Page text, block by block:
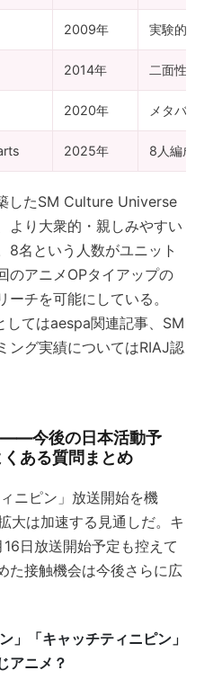
2009年 実験的サ
2014年 二面性（
2020年 メタバー
2025年 8人編成・
したSM Culture Universe
より大衆的・親しみやすい
8名という人数がユニット
のアニメOPタイアップの
チを可能にしている。
してはaespa関連記事、SM
ング実績についてはRIAJ認
——今後の日本活動予
ある質問まとめ
ニピン」放送開始を機
大は加速する見通しだ。キ
日放送開始予定も控えて
た接触機会は今後さらに広
」「キャッチティニピン」
アニメ？